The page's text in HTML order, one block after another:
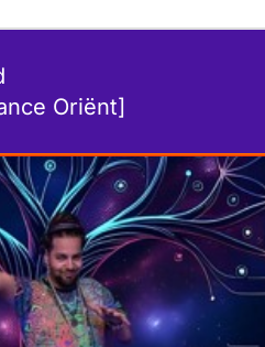
Oriënt]